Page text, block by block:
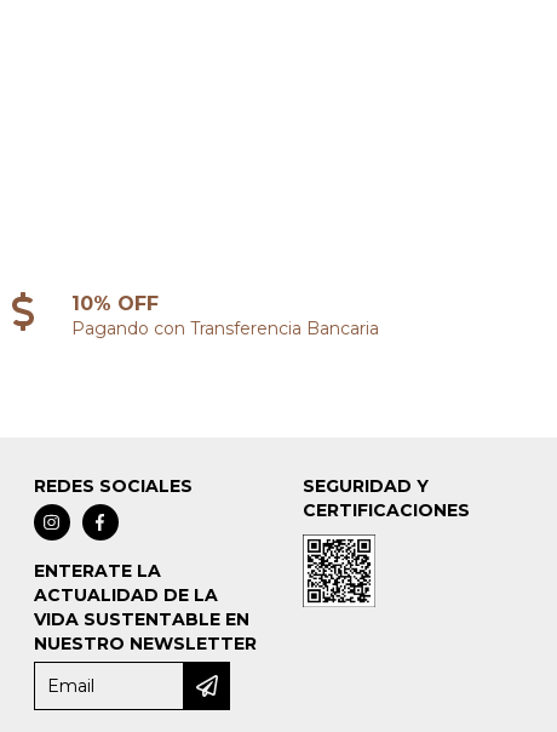
10% OFF
Pagando con Transferencia Bancaria
REDES SOCIALES
ENTERATE LA
ACTUALIDAD DE LA
VIDA SUSTENTABLE EN
NUESTRO NEWSLETTER
SEGURIDAD Y
CERTIFICACIONES